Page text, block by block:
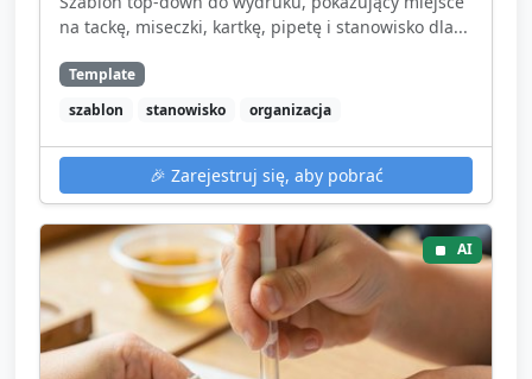
na tackę, miseczki, kartkę, pipetę i stanowisko dla...
Template
szablon
stanowisko organizacja
🎉 Zarejestruj się, aby pobrać
AI